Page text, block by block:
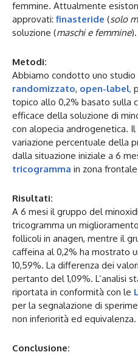
femmine. Attualmente
approvati: finasteride (solo
soluzione (maschi e femmine).
Metodi:
Abbiamo condotto uno
randomizzato, open-label,
topico allo 0,2% basato sulla
efficace della soluzione di
con alopecia androgenetica.
variazione percentuale della
dalla situazione iniziale a 6
tricogramma in zona
Risultati:
A 6 mesi il gruppo del
tricogramma un
follicoli in anagen, mentre il
caffeina al 0,2% ha mostrato
10,59%. La differenza dei
pertanto del 1,09%. L’analisi
riportata in conformità con le
per la segnalazione di
non inferiorità ed equivalenza.
Conclusione: